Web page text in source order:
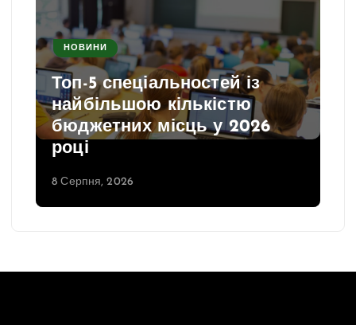
НОВИНИ
Топ-5 спеціальностей із
найбільшою кількістю
бюджетних місць у 2026
році
8 Серпня, 2026